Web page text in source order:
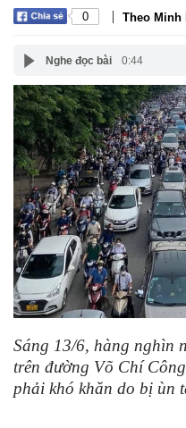
0 | Theo Minh
Nghe đọc bài 0:44
Sáng 13/6, hàng nghìn
trên đường Võ Chí
phải khó khăn do bị ùn